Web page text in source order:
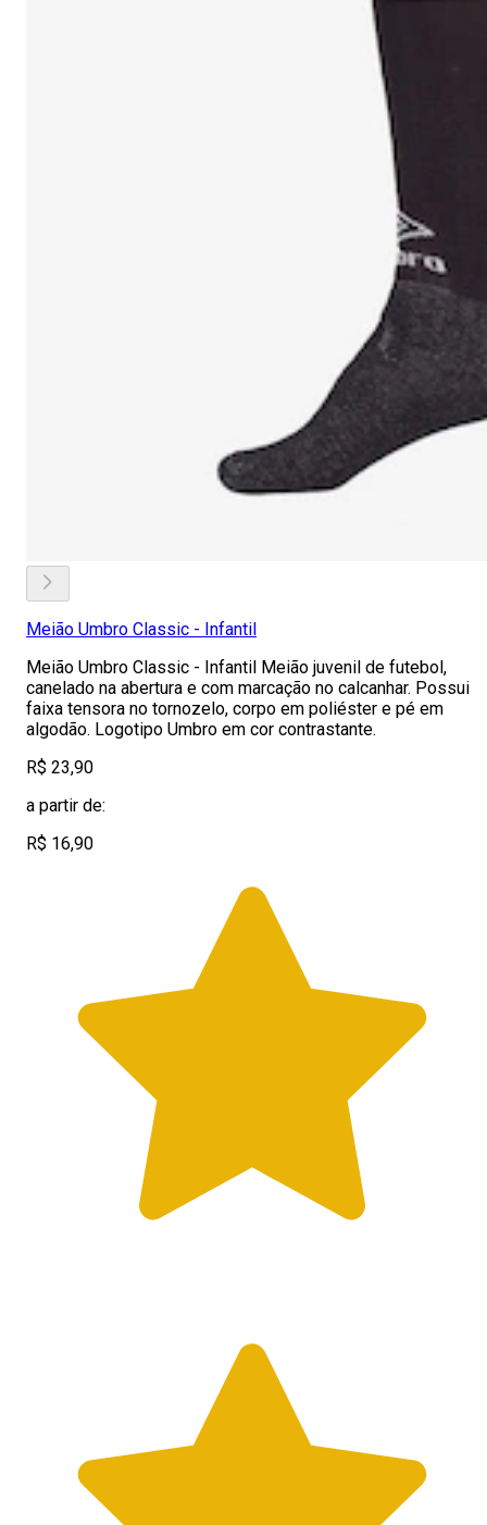
Meião Umbro Classic - Infantil
Meião Umbro Classic - Infantil Meião juvenil de futebol,
canelado na abertura e com marcação no calcanhar. Possui
faixa tensora no tornozelo, corpo em poliéster e pé em
algodão. Logotipo Umbro em cor contrastante.
R$ 23,90
a partir de:
R$ 16,90